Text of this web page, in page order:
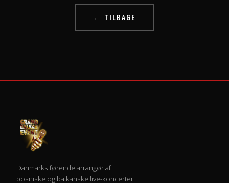
← TILBAGE
Danmarks førende arrangør af
bosniske og balkanske live-koncerter